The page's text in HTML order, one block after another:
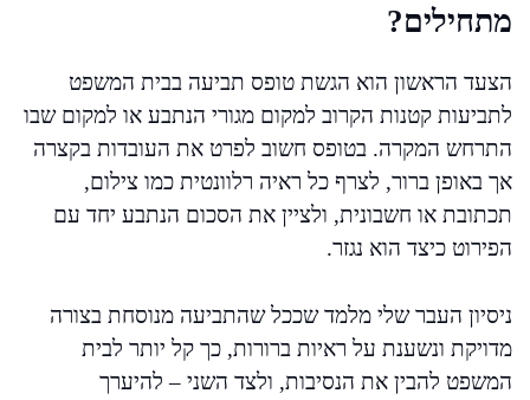
מתחילים?
הצעד הראשון הוא הגשת טופס תביעה בבית המשפט
לתביעות קטנות הקרוב למקום מגורי הנתבע או למקום שבו
התרחש המקרה. בטופס חשוב לפרט את העובדות בקצרה
אך באופן ברור, לצרף כל ראיה רלוונטית כמו צילום,
תכתובת או חשבונית, ולציין את הסכום הנתבע יחד עם
הפירוט כיצד הוא נגזר.
ניסיון העבר שלי מלמד שככל שהתביעה מנוסחת בצורה
מדויקת ונשענת על ראיות ברורות, כך קל יותר לבית
המשפט להבין את הנסיבות, ולצד השני – להיערך